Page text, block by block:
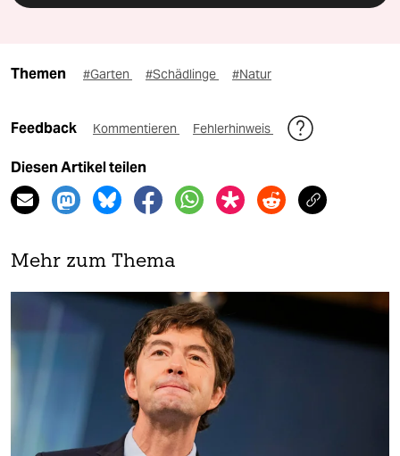
Themen #Garten #Schädlinge #Natur
Feedback Kommentieren Fehlerhinweis
Diesen Artikel teilen
Mehr zum Thema